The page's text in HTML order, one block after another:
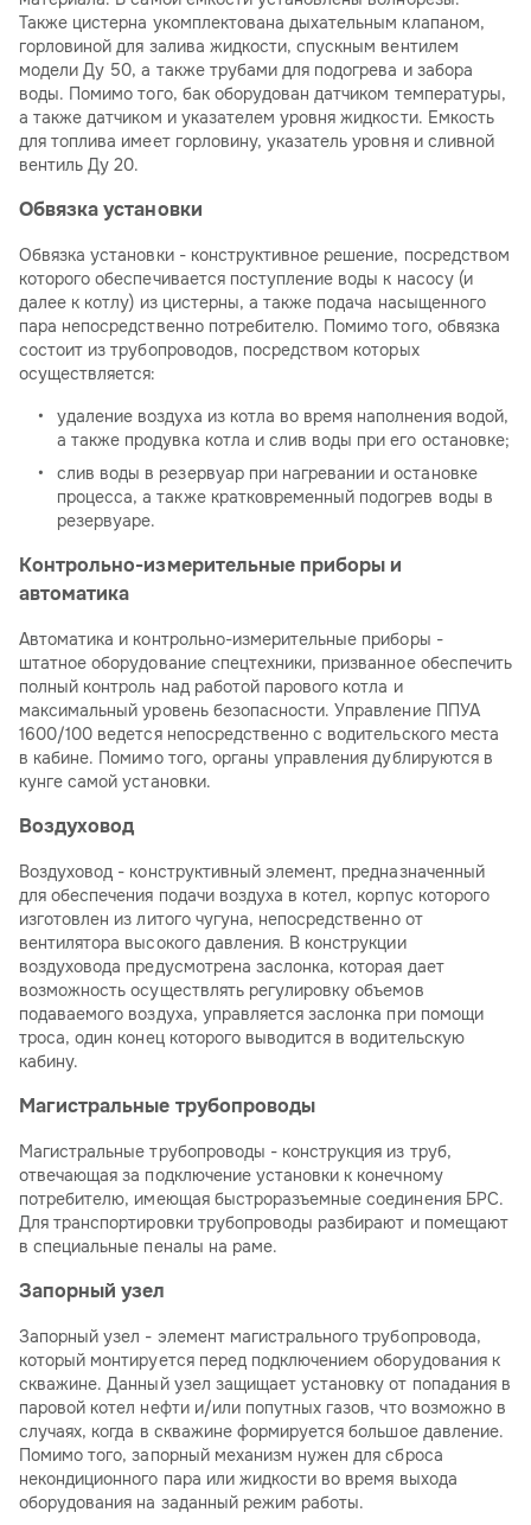
Также цистерна укомплектована дыхательным клапаном,
горловиной для залива жидкости, спускным вентилем
модели Ду 50, а также трубами для подогрева и забора
воды. Помимо того, бак оборудован датчиком температуры,
а также датчиком и указателем уровня жидкости. Емкость
для топлива имеет горловину, указатель уровня и сливной
вентиль Ду 20.
Обвязка установки
Обвязка установки - конструктивное решение, посредством
которого обеспечивается поступление воды к насосу (и
далее к котлу) из цистерны, а также подача насыщенного
пара непосредственно потребителю. Помимо того, обвязка
состоит из трубопроводов, посредством которых
осуществляется:
удаление воздуха из котла во время наполнения водой,
а также продувка котла и слив воды при его остановке;
слив воды в резервуар при нагревании и остановке
процесса, а также кратковременный подогрев воды в
резервуаре.
Контрольно-измерительные приборы и
автоматика
Автоматика и контрольно-измерительные приборы -
штатное оборудование спецтехники, призванное обеспечить
полный контроль над работой парового котла и
максимальный уровень безопасности. Управление ППУА
1600/100 ведется непосредственно с водительского места
в кабине. Помимо того, органы управления дублируются в
кунге самой установки.
Воздуховод
Воздуховод - конструктивный элемент, предназначенный
для обеспечения подачи воздуха в котел, корпус которого
изготовлен из литого чугуна, непосредственно от
вентилятора высокого давления. В конструкции
воздуховода предусмотрена заслонка, которая дает
возможность осуществлять регулировку объемов
подаваемого воздуха, управляется заслонка при помощи
троса, один конец которого выводится в водительскую
кабину.
Магистральные трубопроводы
Магистральные трубопроводы - конструкция из труб,
отвечающая за подключение установки к конечному
потребителю, имеющая быстроразъемные соединения БРС.
Для транспортировки трубопроводы разбирают и помещают
в специальные пеналы на раме.
Запорный узел
Запорный узел - элемент магистрального трубопровода,
который монтируется перед подключением оборудования к
скважине. Данный узел защищает установку от попадания в
паровой котел нефти и/или попутных газов, что возможно в
случаях, когда в скважине формируется большое давление.
Помимо того, запорный механизм нужен для сброса
некондиционного пара или жидкости во время выхода
оборудования на заданный режим работы.